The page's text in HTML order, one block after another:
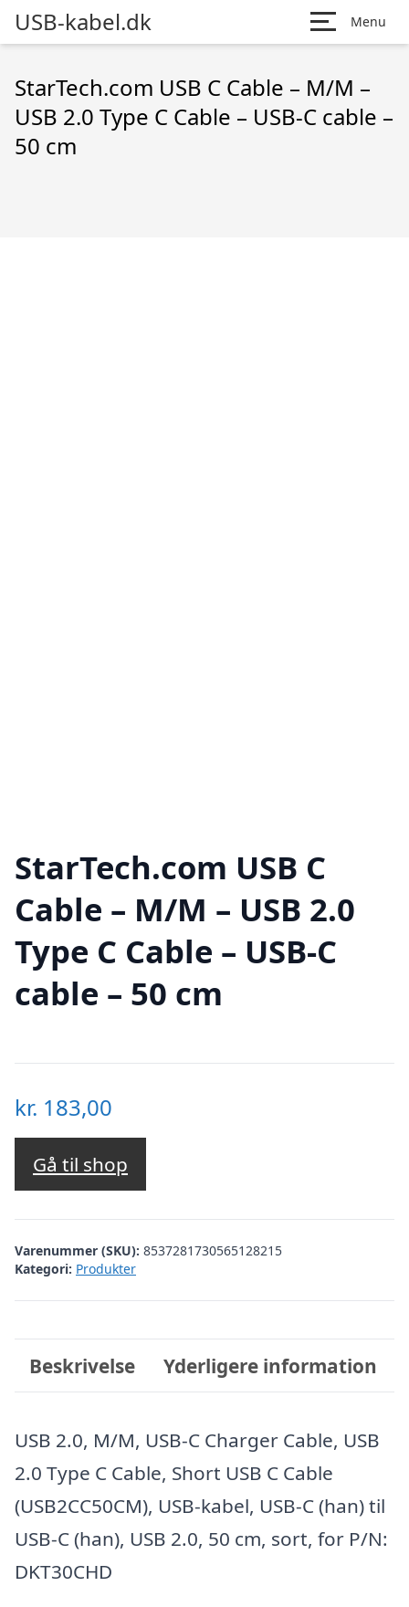
USB-kabel.dk Menu
StarTech.com USB C Cable – M/M –
USB 2.0 Type C Cable – USB-C cable –
50 cm
StarTech.com USB C
Cable – M/M – USB 2.0
Type C Cable – USB-C
cable – 50 cm
kr. 183,00
Gå til shop
Varenummer (SKU): 8537281730565128215
Kategori: Produkter
Beskrivelse Yderligere information
USB 2.0, M/M, USB-C Charger Cable, USB
2.0 Type C Cable, Short USB C Cable
(USB2CC50CM), USB-kabel, USB-C (han) til
USB-C (han), USB 2.0, 50 cm, sort, for P/N:
DKT30CHD